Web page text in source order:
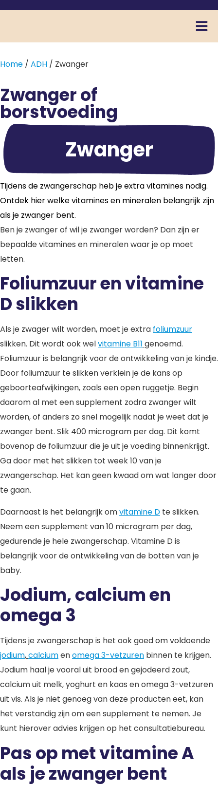
Home / ADH / Zwanger
Zwanger of
borstvoeding
Zwanger
Tijdens de zwangerschap heb je extra vitamines nodig.
Ontdek hier welke vitamines en mineralen belangrijk zijn
als je zwanger bent.
Ben je zwanger of wil je zwanger worden? Dan zijn er
bepaalde vitamines en mineralen waar je op moet
letten.
Foliumzuur en vitamine
D slikken
Als je zwager wilt worden, moet je extra foliumzuur
slikken. Dit wordt ook welvitamine B11 genoemd.
Foliumzuur is belangrijk voor de ontwikkeling van je kindje.
Door foliumzuur te slikken verklein je de kans op
geboorteafwijkingen, zoals een open ruggetje. Begin
daarom al met een supplement zodra zwanger wilt
worden, of anders zo snel mogelijk nadat je weet dat je
zwanger bent. Slik 400 microgram per dag. Dit komt
bovenop de foliumzuur die je uit je voeding binnenkrijgt.
Ga door met het slikken tot week 10 van je
zwangerschap. Het kan geen kwaad om wat langer door
te gaan.
Daarnaast is het belangrijk omvitamine D te slikken.
Neem een supplement van 10 microgram per dag,
gedurende je hele zwangerschap. Vitamine D is
belangrijk voor de ontwikkeling van de botten van je
baby.
Jodium, calcium en
omega 3
Tijdens je zwangerschap is het ook goed om voldoende
jodium,calciumenomega 3-vetzuren binnen te krijgen.
Jodium haal je vooral uit brood en gejodeerd zout,
calcium uit melk, yoghurt en kaas en omega 3-vetzuren
uit vis. Als je niet genoeg van deze producten eet, kan
het verstandig zijn om een supplement te nemen. Je
kunt hierover advies krijgen op het consultatiebureau.
Pas op met vitamine A
als je zwanger bent